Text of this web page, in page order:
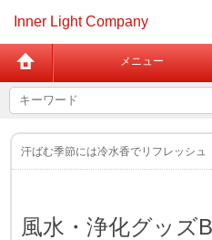
Inner Light Company
メニュー
汗ばむ季節には冷水香でリフレッシュ
風水・浄化グッズ